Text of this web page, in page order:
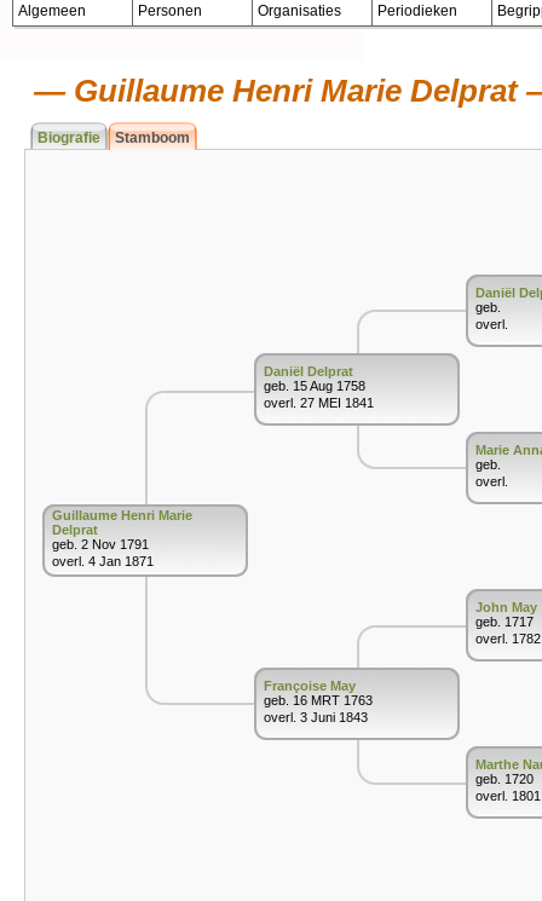
Algemeen Personen Organisaties Periodieken
Guillaume Henri Marie Delprat
Biografie Stamboom
Guillaume Henri Marie
Delprat
geb. 2 Nov 1791
overl. 4 Jan 1871
Daniël Delprat
geb. 15 Aug 1758
overl. 27 MEI 1841
Françoise May
geb. 16 MRT 1763
overl. 3 Juni 1843
Daniël
geb.
overl.
Marie
geb.
overl.
John May
geb. 1717
overl. 1782
Marthe
geb. 1720
overl. 1801